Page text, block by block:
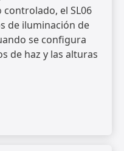
el SL06
de iluminación de
se configura
de haz y las alturas